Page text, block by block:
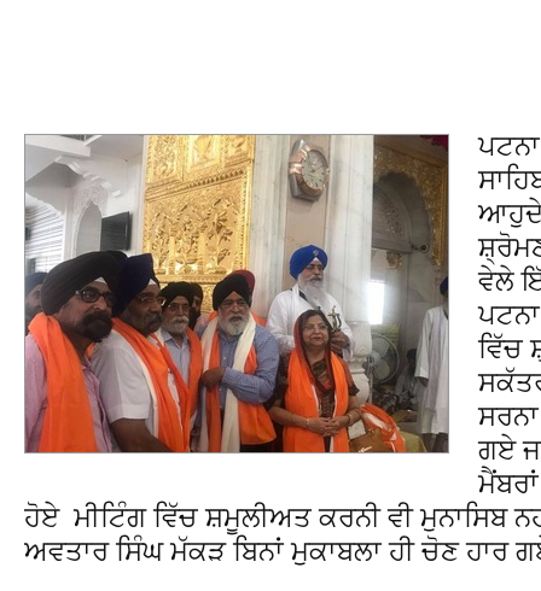
ਵੇਲੇ
ਵਿੱਚ
ਗਏ
ਹੋਏ ਮੀਟਿੰਗ ਵਿੱਚ ਸ਼ਮੂਲੀਅਤ ਕਰਨੀ ਵੀ ਮੁਨਾਸਿਬ
ਅਵਤਾਰ ਸਿੰਘ ਮੱਕੜ ਬਿਨਾਂ ਮੁਕਾਬਲਾ ਹੀ ਚੋਣ ਹਾਰ